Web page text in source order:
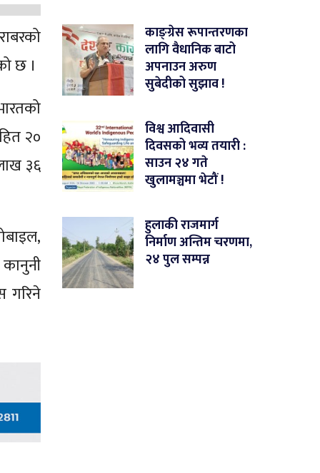
छ ।
२०
३६
गरिने
काङ्ग्रेस रूपान्तरणका
लागि वैधानिक बाटो
अपनाउन अरुण
सुबेदीको सुझाव !
विश्व आदिवासी
दिवसको भव्य तयारी :
साउन २४ गते
खुलामञ्चमा भेटौं !
हुलाकी राजमार्ग
निर्माण अन्तिम चरणमा,
२४ पुल सम्पन्न